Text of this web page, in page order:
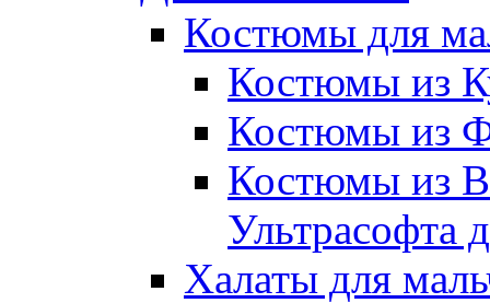
Костюмы для
Костюмы из
Костюмы из
Костюмы из
Ультрасофта
Халаты для